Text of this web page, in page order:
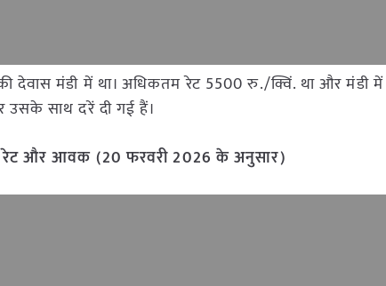
की देवास मंडी में था। अधिकतम रेट 5500 रु./क्विं. था और
उसके साथ दरें दी गई हैं।
रेट और आवक (20 फरवरी 2026 के अनुसार)